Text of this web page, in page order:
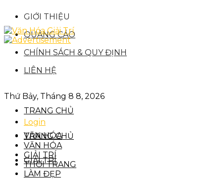
GIỚI THIỆU
QUẢNG CÁO
CHÍNH SÁCH & QUY ĐỊNH
LIÊN HỆ
Thứ Bảy, Tháng 8 8, 2026
Login
TRANG CHỦ
VĂN HÓA
GIẢI TRÍ
TRANG CHỦ
VĂN HÓA
GIẢI TRÍ
THỜI TRANG
LÀM ĐẸP